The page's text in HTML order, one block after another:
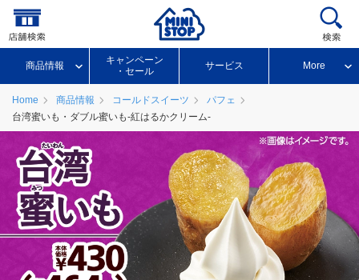
商品情報
キャンペーン
・セール
サービス More
Home 商品情報 コールドスイーツ
パフェ
台湾蜜いも・ダブル蜜いも-紅はるかクリーム-